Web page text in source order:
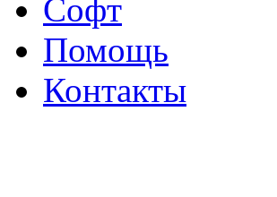
Софт
Помощь
Контакты